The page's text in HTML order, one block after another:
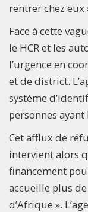
rentrer chez
Face à cette
le HCR et les
l’urgence en
et de district.
système
personnes ayant
Cet afflux de
intervient alors
financement
accueille plus
d’Afrique ».